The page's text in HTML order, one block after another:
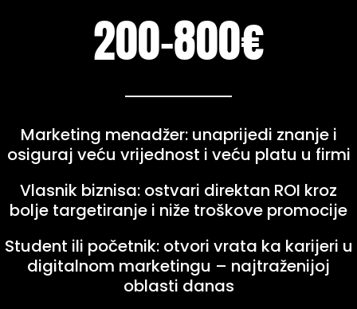
200-800€
Marketing menadžer: unaprijedi znanje i
osiguraj veću vrijednost i veću platu u firmi
Vlasnik biznisa: ostvari direktan ROI kroz
bolje targetiranje i niže troškove promocije
Student ili početnik: otvori vrata ka karijeri u
digitalnom marketingu – najtraženijoj
oblasti danas